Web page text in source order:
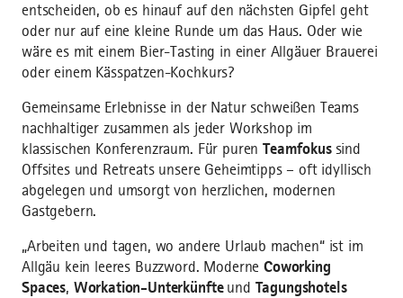
entscheiden, ob es hinauf auf den nächsten Gipfel geht
oder nur auf eine kleine Runde um das Haus. Oder wie
wäre es mit einem Bier-Tasting in einer Allgäuer Brauerei
oder einem Kässpatzen-Kochkurs?
Gemeinsame Erlebnisse in der Natur schweißen Teams
nachhaltiger zusammen als jeder Workshop im
klassischen Konferenzraum. Für purenTeamfokus sind
Offsites und Retreats unsere Geheimtipps – oft idyllisch
abgelegen und umsorgt von herzlichen, modernen
Gastgebern.
„Arbeiten und tagen, wo andere Urlaub machen“ ist im
Allgäu kein leeres Buzzword. ModerneCoworking
Spaces, Workation-Unterkünfte und Tagungshotels